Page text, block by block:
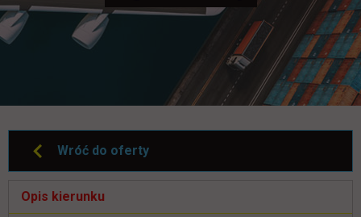
Wróć do oferty
Pomiń
nawigacje
Opis kierunku